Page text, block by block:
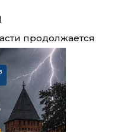
продолжается